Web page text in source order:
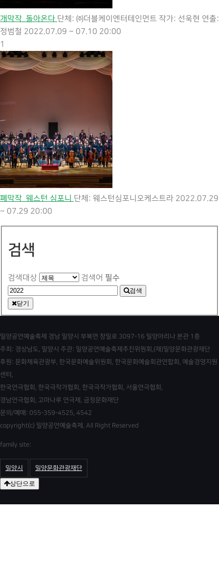
개막작_돌아온다 단체: ㈜더블케이엔터테인먼트 작가: 선욱현 연출:
정범철 2022.07.09 ~ 07.10 20:00
1
폐막작_웨스턴 심포니 단체: 웨스턴심포니오케스트라 2022.07.29
~ 07.29 20:00
검색
검색대상 검색어 필수
검색
닫기
밀양공연예술축제 경남 밀양시 부북면 창밀로 3097-16 밀양아리나 본관 1층
주최: 경상남도, 밀양시 주관: 밀양공연예술축제추진위원회,(재)밀양문화관광재단
후원: 문화체육관광부, 한국문화예술위원회, 한국문화예술회관연합회, 예술경영지원
센터,
한국연극협회, 한국극작가협회, 한국극작가협회, 서울연극협회,
경남연극협회, 고마나루 연극제, 금정문화재단
문의/예매: 055-359-4525, 4542
copyright(c) 밀양공연예술축제. All Right Reserved
family site:
밀양시 밀양문화관광재단
상단으로